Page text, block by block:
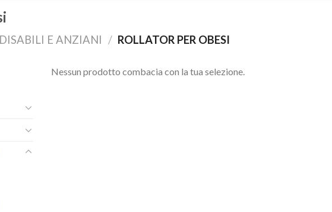
E ANZIANI / ROLLATOR PER OBESI
Nessun prodotto combacia con la tua selezione.